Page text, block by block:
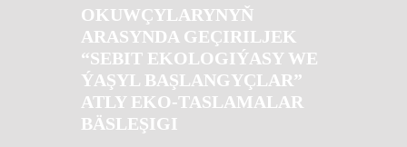
OKUWÇYLARYNYŇ
ARASYNDA GEÇIRILJEK
“SEBIT EKOLOGIÝASY WE
ÝAŞYL BAŞLANGYÇLAR”
ATLY EKO-TASLAMALAR
BÄSLEŞIGI